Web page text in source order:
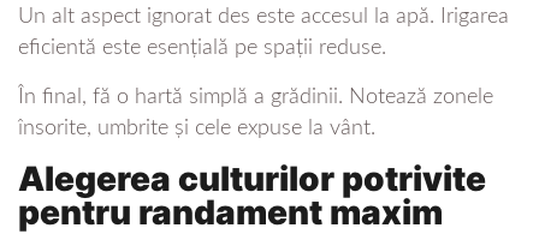
Un alt aspect ignorat des este accesul la apă. Irigarea
eficientă este esențială pe spații reduse.
În final, fă o hartă simplă a grădinii. Notează zonele
însorite, umbrite și cele expuse la vânt.
Alegerea culturilor potrivite
pentru randament maxim